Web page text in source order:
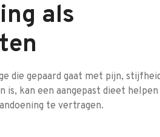
als
die gepaard gaat met pijn,
kan een aangepast dieet helpen
te vertragen.